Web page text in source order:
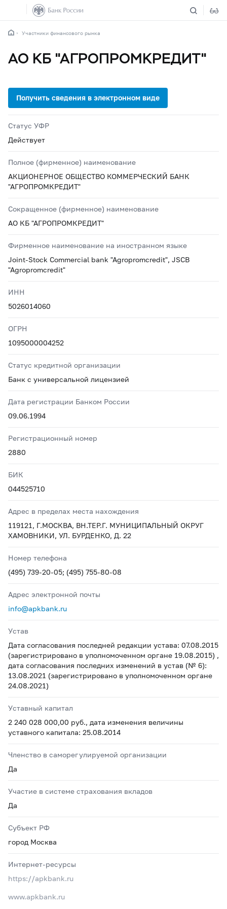
Участники финансового рынка
АО КБ "АГРОПРОМКРЕДИТ"
Статус УФР
Действует
Полное (фирменное) наименование
АКЦИОНЕРНОЕ ОБЩЕСТВО КОММЕРЧЕСКИЙ БАНК
"АГРОПРОМКРЕДИТ"
Сокращенное (фирменное) наименование
АО КБ "АГРОПРОМКРЕДИТ"
Фирменное наименование на иностранном языке
Joint-Stock Commercial bank "Agropromcredit", JSCB
"Agropromcredit"
ИНН
5026014060
ОГРН
1095000004252
Статус кредитной организации
Банк с универсальной лицензией
Дата регистрации Банком России
09.06.1994
Регистрационный номер
2880
БИК
044525710
Адрес в пределах места нахождения
119121, Г.МОСКВА, ВН.ТЕР.Г. МУНИЦИПАЛЬНЫЙ ОКРУГ
ХАМОВНИКИ, УЛ. БУРДЕНКО, Д. 22
Номер телефона
(495) 739-20-05; (495) 755-80-08
Адрес электронной почты
info@apkbank.ru
Устав
Дата согласования последней редакции устава: 07.08.2015
(зарегистрировано в уполномоченном органе 19.08.2015) ,
дата согласования последних изменений в устав (№ 6):
13.08.2021 (зарегистрировано в уполномоченном органе
24.08.2021)
Уставный капитал
2 240 028 000,00 руб., дата изменения величины
уставного капитала: 25.08.2014
Членство в саморегулируемой организации
Да
Участие в системе страхования вкладов
Да
Субъект РФ
город Москва
Интернет-ресурсы
https://apkbank.ru
www.apkbank.ru